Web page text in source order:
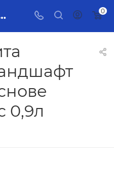
- купить в интернет-магазине, каталог с ценами и характеристиками 0
0,9л